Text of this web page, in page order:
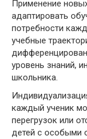
Применение
адаптировать
потребности
учебные
уровень знаний,
школьника.
каждый ученик
перегрузок или
детей с особыми